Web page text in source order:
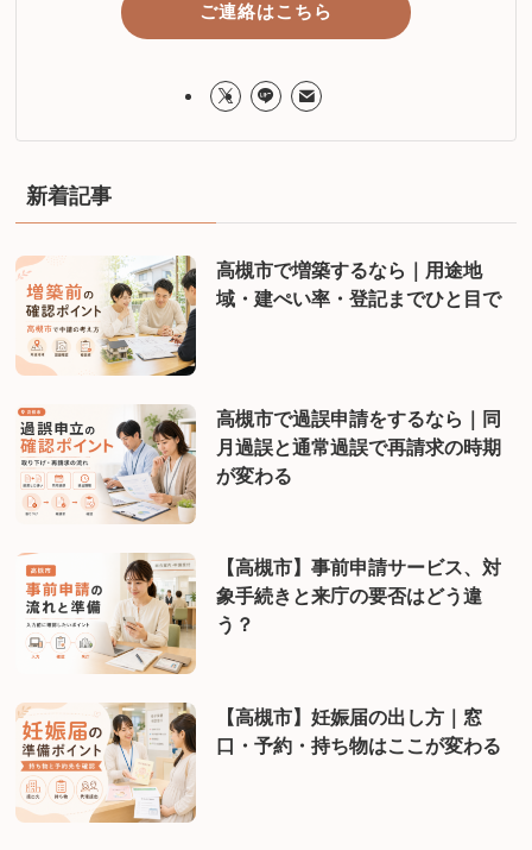
ご連絡はこちら
新着記事
高槻市で増築するなら｜用途地
域・建ぺい率・登記までひと目で
高槻市で過誤申請をするなら｜同
月過誤と通常過誤で再請求の時期
が変わる
【高槻市】事前申請サービス、対
象手続きと来庁の要否はどう違
う？
【高槻市】妊娠届の出し方｜窓
口・予約・持ち物はここが変わる